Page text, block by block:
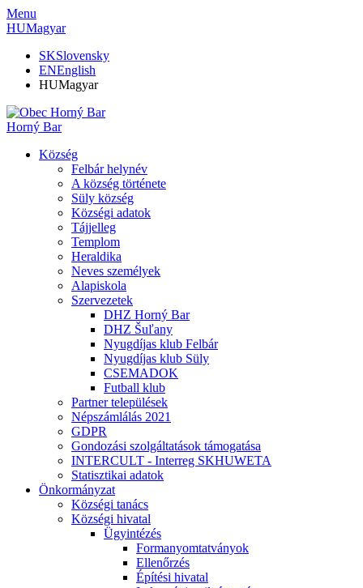
Menu
HUMagyar
SKSlovensky
ENEnglish
HUMagyar
Horný Bar
Község
Felbár helynév
A község története
Süly község
Községi adatok
Tájjelleg
Templom
Heraldika
Neves személyek
Alapiskola
Szervezetek
DHZ Horný Bar
DHZ Šuľany
Nyugdíjas klub Felbár
Nyugdíjas klub Süly
CSEMADOK
Futball klub
Partner települések
Népszámlálás 2021
GDPR
Gondozási szolgáltatások támogatása
INTERCULT - Interreg SKHUWETA
Statisztikai adatok
Önkormányzat
Községi tanács
Községi hivatal
Ügyintézés
Formanyomtatványok
Ellenőrzés
Építési hivatal